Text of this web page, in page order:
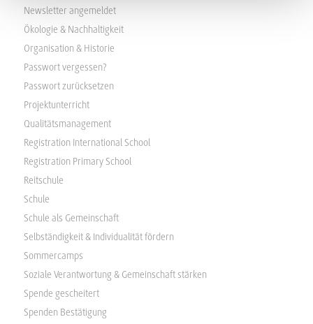
Newsletter angemeldet
Ökologie & Nachhaltigkeit
Organisation & Historie
Passwort vergessen?
Passwort zurücksetzen
Projektunterricht
Qualitätsmanagement
Registration International School
Registration Primary School
Reitschule
Schule
Schule als Gemeinschaft
Selbständigkeit & Individualität fördern
Sommercamps
Soziale Verantwortung & Gemeinschaft stärken
Spende gescheitert
Spenden Bestätigung